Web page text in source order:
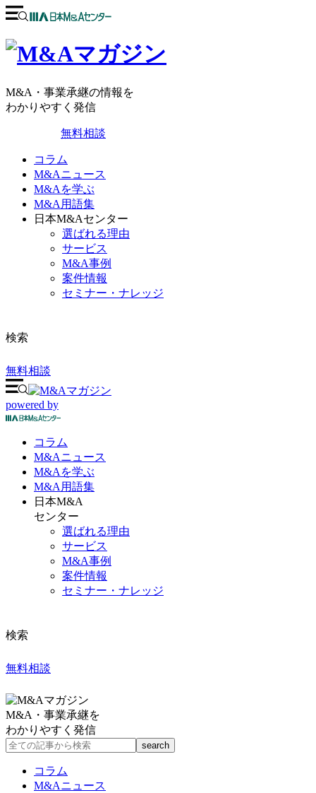
M&A・事業承継の情報を
わかりやすく発信
無料相談
コラム
M&Aニュース
M&Aを学ぶ
M&A用語集
日本M&Aセンター
選ばれる理由
サービス
M&A事例
案件情報
セミナー・ナレッジ
検索
無料相談
powered by
コラム
M&Aニュース
M&Aを学ぶ
M&A 用語集
日本M&A
センター
選ばれる理由
サービス
M&A事例
案件情報
セミナー・ナレッジ
検索
無料相談
M&A・事業承継を
わかりやすく発信
コラム
M&Aニュース